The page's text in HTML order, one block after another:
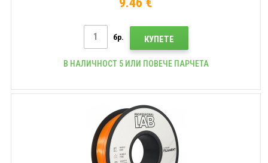
бр. КУПЕТЕ
В НАЛИЧНОСТ 5 ИЛИ ПОВЕЧЕ ПАРЧЕТА